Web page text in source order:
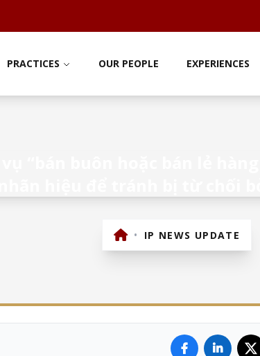
PRACTICES OUR PEOPLE EXPERIENCES
• IP NEWS UPDATE